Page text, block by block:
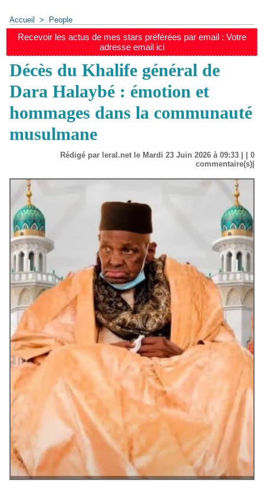
Accueil > People
Recevoir les actus de mes stars préférées par email : Votre
adresse email ici
Décès du Khalife général de
Dara Halaybé : émotion et
hommages dans la communauté
musulmane
Rédigé par leral.net le Mardi 23 Juin 2026 à 09:33 | | 0
commentaire(s)|